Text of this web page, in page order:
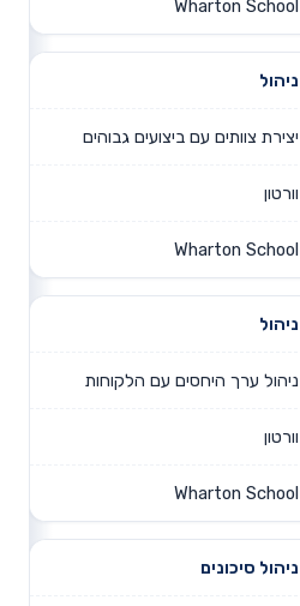
Wharton School
ניהול
יצירת צוותים עם ביצועים גבוהים
וורטון
Wharton School
ניהול
ניהול ערך היחסים עם הלקוחות
וורטון
Wharton School
ניהול סיכונים